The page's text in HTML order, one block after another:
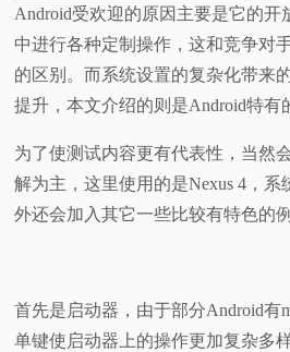
评
测
视
频
科
体
Android受欢迎的原因主要是它的
中进行各种定制操作，这和竞争对
的区别。而系统设置的复杂化带来
提升，本文介绍的则是Android特有
为了使测试内容更有代表性，当然
解为主，这里使用的是Nexus 4，系
外还会加入其它一些比较有特色的例
首先是启动器，由于部分Android有
单键使启动器上的操作更加复杂多